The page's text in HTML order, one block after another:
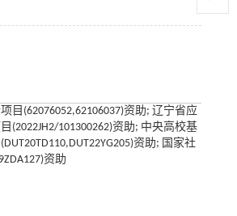
目(62076052,62106037)资助; 辽宁省应
(2022JH2/101300262)资助; 中央高校基
资助; 国家社
资助